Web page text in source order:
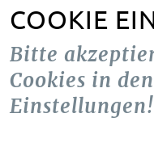
COOKIE
Bitte
Cookies in
Einstellungen!